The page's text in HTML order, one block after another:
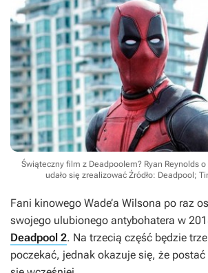
Świąteczny film z Deadpoolem? Ryan Reynolds
udało się zrealizować Źródło: Deadpool;
Fani kinowego Wade’a Wilsona po raz
swojego ulubionego antybohatera w
Deadpool 2. Na trzecią część będzie
poczekać, jednak okazuje się, że